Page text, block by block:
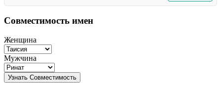
Совместимость имен
Женщина
Мужчина